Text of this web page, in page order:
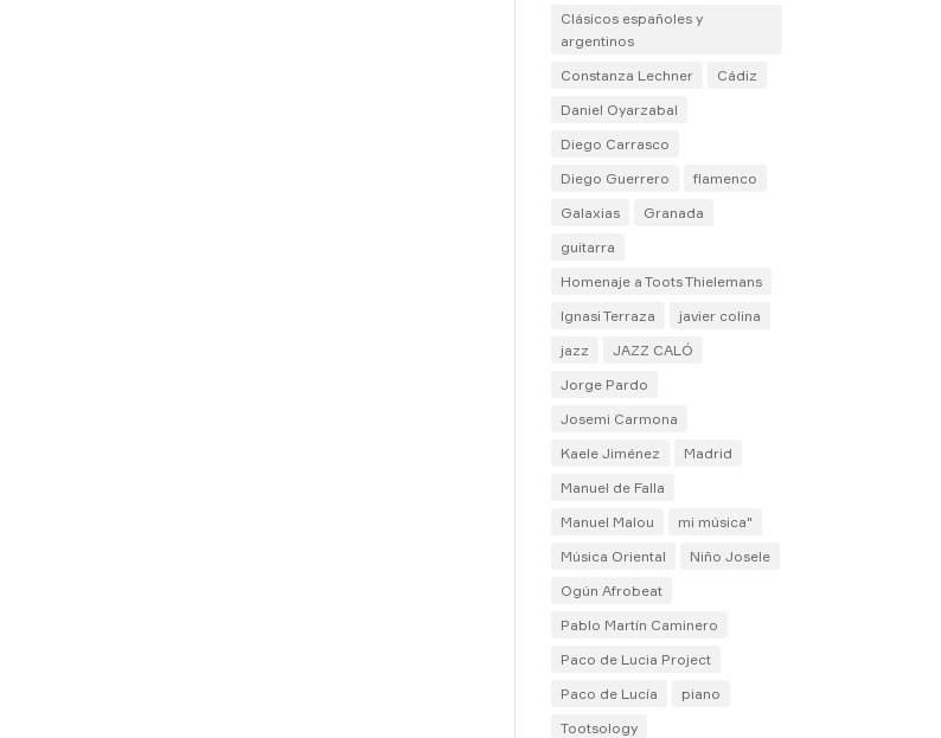
Clásicos españoles y
argentinos
Constanza Lechner
Cádiz
Daniel Oyarzabal
Diego Carrasco
Diego Guerrero
flamenco
Galaxias
Granada
guitarra
Homenaje a Toots Thielemans
Ignasi Terraza
javier colina
jazz
JAZZ CALÓ
Jorge Pardo
Josemi Carmona
Kaele Jiménez
Madrid
Manuel de Falla
Manuel Malou
mi música"
Música Oriental
Niño Josele
Ogún Afrobeat
Pablo Martín Caminero
Paco de Lucia Project
Paco de Lucía
piano
Tootsology